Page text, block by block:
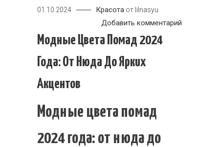
01.10.2024 Красота от lilnasyu
Добавить комментарий
Модные Цвета Помад 2024
Года: От Нюда До Ярких
Акцентов
Модные цвета помад
2024 года: от нюда до